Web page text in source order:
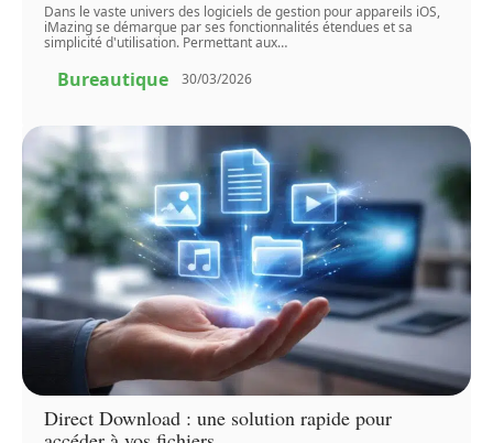
Dans le vaste univers des logiciels de gestion pour appareils iOS,
iMazing se démarque par ses fonctionnalités étendues et sa
simplicité d'utilisation. Permettant aux…
Bureautique 30/03/2026
Direct Download : une solution rapide pour